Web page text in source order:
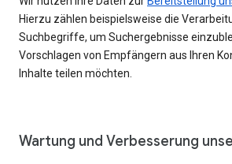
Hierzu zählen beispielsweise die
Suchbegriffe, um Suchergebnisse
Vorschlagen von Empfängern aus Ihren
Inhalte teilen möchten.
Wartung und Verbesserung